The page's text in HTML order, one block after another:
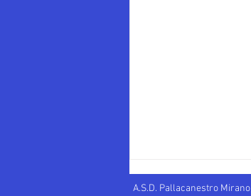
A.S.D. Pallacanestro Mirano